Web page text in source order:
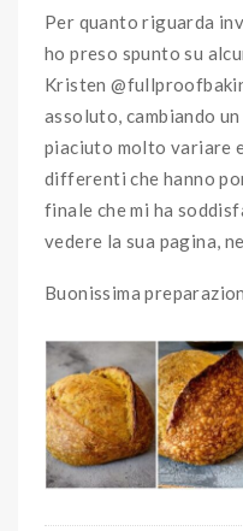
Per quanto riguarda
ho preso spunto su
Kristen
assoluto, cambiando
piaciuto molto variare
differenti che hanno
finale che mi ha
vedere la sua pagina,
Buonissima